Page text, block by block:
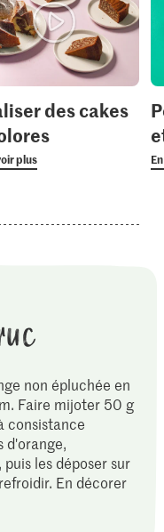
des cakes
plus
non épluchée en
Faire mijoter 50 g
consistance
d'orange,
les déposer sur
En décorer